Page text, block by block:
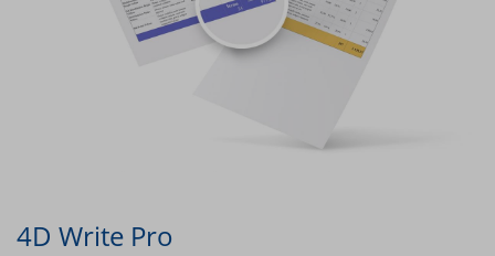
4D Write Pro